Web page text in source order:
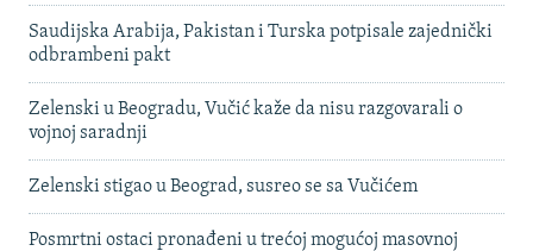
Saudijska Arabija, Pakistan i Turska potpisale zajednički
odbrambeni pakt
Zelenski u Beogradu, Vučić kaže da nisu razgovarali o
vojnoj saradnji
Zelenski stigao u Beograd, susreo se sa Vučićem
Posmrtni ostaci pronađeni u trećoj mogućoj masovnoj